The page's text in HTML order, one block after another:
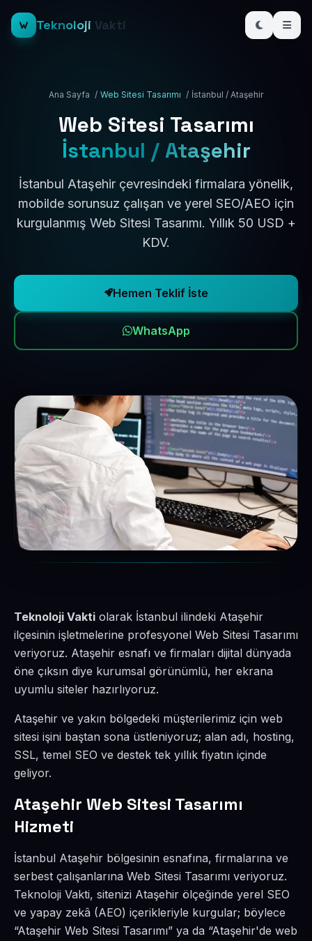
Teknoloji Vakti
Ana Sayfa / Web Sitesi Tasarımı / İstanbul / Ataşehir
Web Sitesi Tasarımı
İstanbul / Ataşehir
İstanbul Ataşehir çevresindeki firmalara yönelik,
mobilde sorunsuz çalışan ve yerel SEO/AEO için
kurgulanmış Web Sitesi Tasarımı. Yıllık 50 USD +
KDV.
Hemen Teklif İste
WhatsApp
Teknoloji Vakti olarak İstanbul ilindeki Ataşehir
ilçesinin işletmelerine profesyonel Web Sitesi Tasarımı
veriyoruz. Ataşehir esnafı ve firmaları dijital dünyada
öne çıksın diye kurumsal görünümlü, her ekrana
uyumlu siteler hazırlıyoruz.
Ataşehir ve yakın bölgedeki müşterilerimiz için web
sitesi işini baştan sona üstleniyoruz; alan adı, hosting,
SSL, temel SEO ve destek tek yıllık fiyatın içinde
geliyor.
Ataşehir Web Sitesi Tasarımı
Hizmeti
İstanbul Ataşehir bölgesinin esnafına, firmalarına ve
serbest çalışanlarına Web Sitesi Tasarımı veriyoruz.
Teknoloji Vakti, sitenizi Ataşehir ölçeğinde yerel SEO
ve yapay zekâ (AEO) içerikleriyle kurgular; böylece
“Ataşehir Web Sitesi Tasarımı” ya da “Ataşehir'de web